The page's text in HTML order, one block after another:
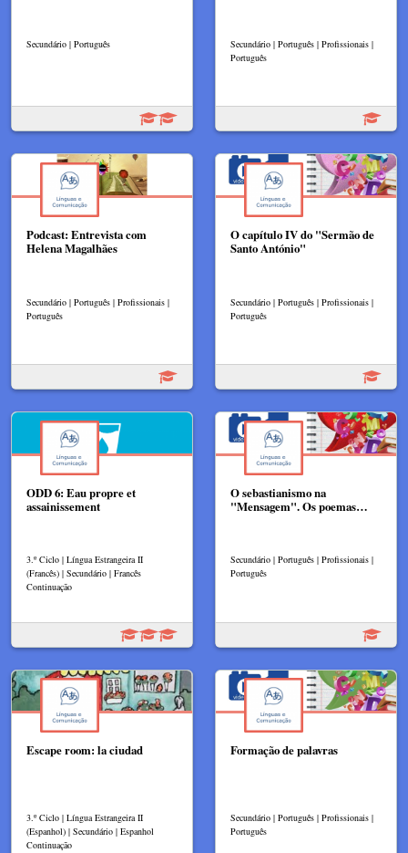
Secundário | Português
Secundário | Português | Profissionais |
Português
Podcast: Entrevista com
Helena Magalhães
Secundário | Português | Profissionais |
Português
O capítulo IV do "Sermão de
Santo António"
Secundário | Português | Profissionais |
Português
ODD 6: Eau propre et
assainissement
3.º Ciclo | Língua Estrangeira II
(Francês) | Secundário | Francês
Continuação
O sebastianismo na
"Mensagem". Os poemas…
Secundário | Português | Profissionais |
Português
Escape room: la ciudad
3.º Ciclo | Língua Estrangeira II
(Espanhol) | Secundário | Espanhol
Continuação
Formação de palavras
Secundário | Português | Profissionais |
Português